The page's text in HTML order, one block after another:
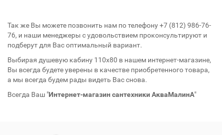
Так же Вы можете позвонить нам по телефону +7 (812) 986-76-
76, и наши менеджеры с удовольствием проконсультируют и
подберут для Вас оптимальный вариант.
Выбирая душевую кабину 110x80 в нашем интернет-магазине,
Вы всегда будете уверены в качестве приобретенного товара,
а мы всегда будем рады видеть Вас снова.
Всегда Ваш "Интернет-магазин сантехники АкваМалинА"